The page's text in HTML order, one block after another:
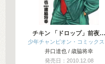
チキン 「ドロップ」前夜…
少年チャンピオン・コミックス
井口達也 / 歳脇将幸
発売日：2010.12.08